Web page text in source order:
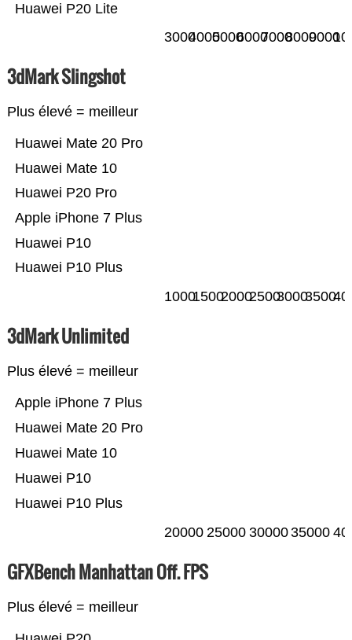
Huawei P20 Lite
3000400050006000700080009000
3dMark Slingshot
Plus élevé = meilleur
Huawei P10 Plus
Huawei P10
Apple iPhone 7 Plus
Huawei P20 Pro
Huawei Mate 10
Huawei Mate 20 Pro
100015002000250030003500
3dMark Unlimited
Plus élevé = meilleur
Huawei P10 Plus
Huawei P10
Huawei Mate 10
Huawei Mate 20 Pro
Apple iPhone 7 Plus
20000 25000 3000035000
GFXBench Manhattan Off. FPS
Plus élevé = meilleur